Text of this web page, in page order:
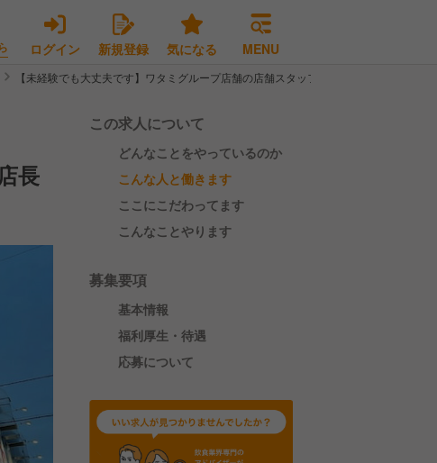
ログイン 新規登録 気になる MENU
【未経験でも大丈夫です】ワタミグループ店舗の店舗スタッフ(店長候補)を募集
長
この求人について
どんなことをやっているのか
こんな人と働きます
ここにこだわってます
こんなことやります
募集要項
基本情報
福利厚生・待遇
応募について